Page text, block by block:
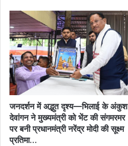
जनदर्शन में अद्भुत दृश्य—भिलाई के अंकुश
देवांगन ने मुख्यमंत्री को भेंट की संगमरमर
पर बनी प्रधानमंत्री नरेंद्र मोदी की सूक्ष्म
प्रतिमा…